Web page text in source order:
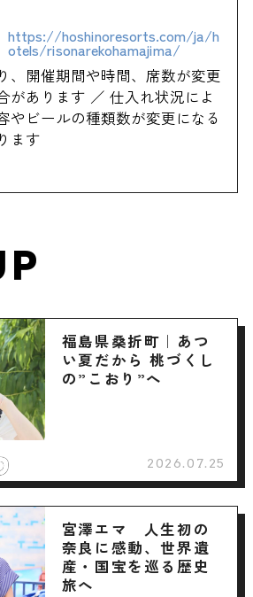
https://hoshinoresorts.com/ja/h
otels/risonarekohamajima/
、開催期間や時間、席数が変更
があります ／ 仕入れ状況によ
やビールの種類数が変更になる
ます
福島県桑折町｜あつ
い夏だから 桃づくし
の”こおり”へ
2026.07.25
宮澤エマ 人生初の
奈良に感動、世界遺
産・国宝を巡る歴史
旅へ